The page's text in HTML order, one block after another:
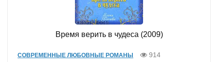
Время верить в чудеса (2009)
СОВРЕМЕННЫЕ ЛЮБОВНЫЕ РОМАНЫ
914